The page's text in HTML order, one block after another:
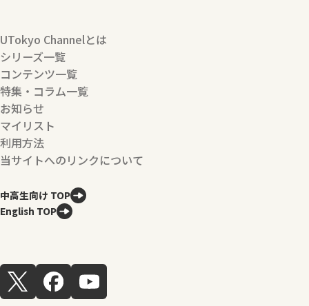
UTokyo Channelとは
シリーズ一覧
コンテンツ一覧
特集・コラム一覧
お知らせ
マイリスト
利用方法
当サイトへのリンクについて
中高生向け TOP
English TOP